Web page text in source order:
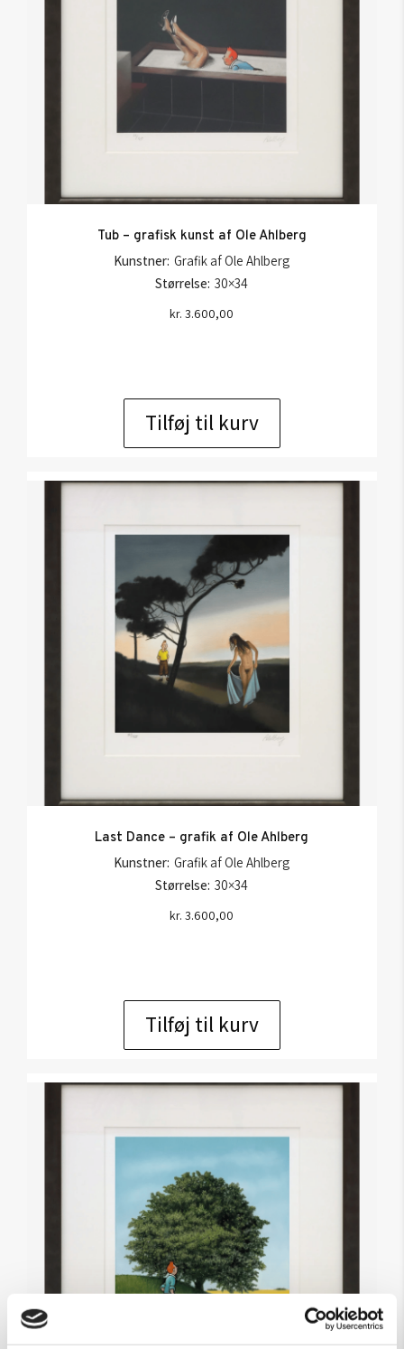
Tub – grafisk kunst af Ole Ahlberg
Kunstner: Grafik af Ole Ahlberg
Størrelse: 30×34
kr. 3.600,00
Tilføj til kurv
Last Dance – grafik af Ole Ahlberg
Kunstner: Grafik af Ole Ahlberg
Størrelse: 30×34
kr. 3.600,00
Tilføj til kurv